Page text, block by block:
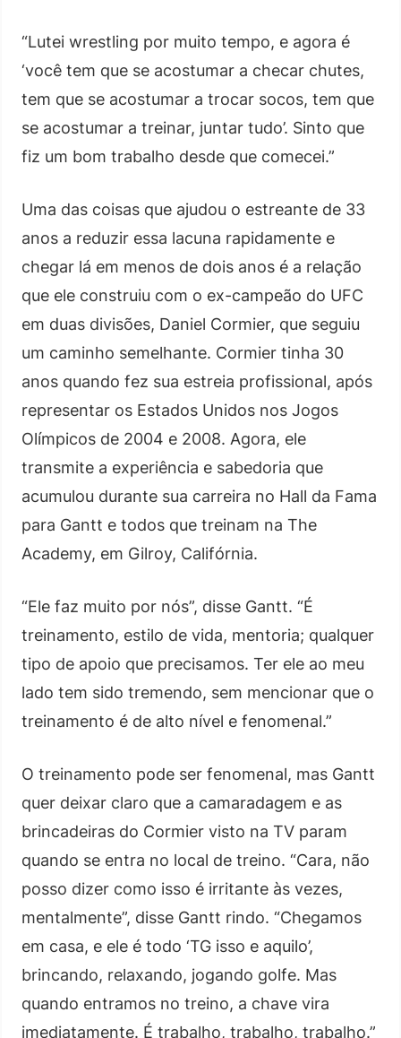
“Lutei wrestling por muito tempo, e agora é
‘você tem que se acostumar a checar chutes,
tem que se acostumar a trocar socos, tem que
se acostumar a treinar, juntar tudo’. Sinto que
fiz um bom trabalho desde que comecei.”
Uma das coisas que ajudou o estreante de 33
anos a reduzir essa lacuna rapidamente e
chegar lá em menos de dois anos é a relação
que ele construiu com o ex-campeão do UFC
em duas divisões, Daniel Cormier, que seguiu
um caminho semelhante. Cormier tinha 30
anos quando fez sua estreia profissional, após
representar os Estados Unidos nos Jogos
Olímpicos de 2004 e 2008. Agora, ele
transmite a experiência e sabedoria que
acumulou durante sua carreira no Hall da Fama
para Gantt e todos que treinam na The
Academy, em Gilroy, Califórnia.
“Ele faz muito por nós”, disse Gantt. “É
treinamento, estilo de vida, mentoria; qualquer
tipo de apoio que precisamos. Ter ele ao meu
lado tem sido tremendo, sem mencionar que o
treinamento é de alto nível e fenomenal.”
O treinamento pode ser fenomenal, mas Gantt
quer deixar claro que a camaradagem e as
brincadeiras do Cormier visto na TV param
quando se entra no local de treino. “Cara, não
posso dizer como isso é irritante às vezes,
mentalmente”, disse Gantt rindo. “Chegamos
em casa, e ele é todo ‘TG isso e aquilo’,
brincando, relaxando, jogando golfe. Mas
quando entramos no treino, a chave vira
imediatamente. É trabalho, trabalho, trabalho.”